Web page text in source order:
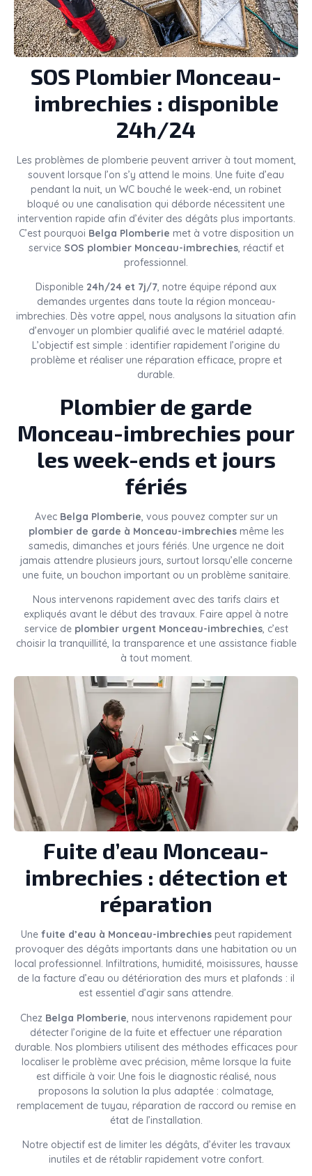
SOS Plombier Monceau-
imbrechies : disponible
24h/24
Les problèmes de plomberie peuvent arriver à tout moment,
souvent lorsque l’on s’y attend le moins. Une fuite d’eau
pendant la nuit, un WC bouché le week-end, un robinet
bloqué ou une canalisation qui déborde nécessitent une
intervention rapide afin d’éviter des dégâts plus importants.
C’est pourquoi Belga Plomberie met à votre disposition un
service SOS plombier Monceau-imbrechies, réactif et
professionnel.
Disponible 24h/24 et 7j/7, notre équipe répond aux
demandes urgentes dans toute la région monceau-
imbrechies. Dès votre appel, nous analysons la situation afin
d’envoyer un plombier qualifié avec le matériel adapté.
L’objectif est simple : identifier rapidement l’origine du
problème et réaliser une réparation efficace, propre et
durable.
Plombier de garde
Monceau-imbrechies pour
les week-ends et jours
fériés
Avec Belga Plomberie, vous pouvez compter sur un
plombier de garde à Monceau-imbrechiesmême les
samedis, dimanches et jours fériés. Une urgence ne doit
jamais attendre plusieurs jours, surtout lorsqu’elle concerne
une fuite, un bouchon important ou un problème sanitaire.
Nous intervenons rapidement avec des tarifs clairs et
expliqués avant le début des travaux. Faire appel à notre
service de plombier urgent Monceau-imbrechies, c’est
choisir la tranquillité, la transparence et une assistance fiable
à tout moment.
Fuite d’eau Monceau-
imbrechies : détection et
réparation
Une fuite d’eau à Monceau-imbrechiespeut rapidement
provoquer des dégâts importants dans une habitation ou un
local professionnel. Infiltrations, humidité, moisissures, hausse
de la facture d’eau ou détérioration des murs et plafonds : il
est essentiel d’agir sans attendre.
Chez Belga Plomberie, nous intervenons rapidement pour
détecter l’origine de la fuite et effectuer une réparation
durable. Nos plombiers utilisent des méthodes efficaces pour
localiser le problème avec précision, même lorsque la fuite
est difficile à voir. Une fois le diagnostic réalisé, nous
proposons la solution la plus adaptée : colmatage,
remplacement de tuyau, réparation de raccord ou remise en
état de l’installation.
Notre objectif est de limiter les dégâts, d’éviter les travaux
inutiles et de rétablir rapidement votre confort.